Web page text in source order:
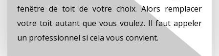
fenêtre de toit de votre choix. Alors remplacer
votre toit autant que vous voulez. Il faut appeler
un professionnel si cela vous convient.